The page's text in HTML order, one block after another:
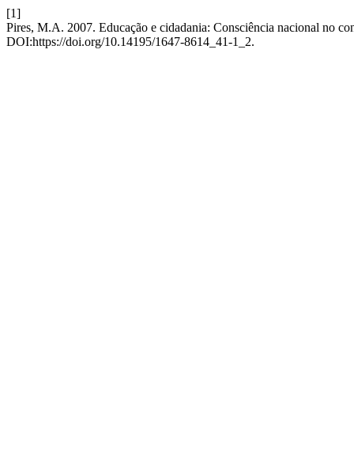
[1]
Pires, M.A. 2007. Educação e cidadania: Consciência nacional no
DOI:https://doi.org/10.14195/1647-8614_41-1_2.